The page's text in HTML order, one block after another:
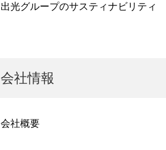
出光グループのサスティナビリティ
会社情報
会社概要